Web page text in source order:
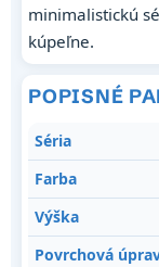
minimalistickú
kúpeľne.
POPISNÉ
Séria
Farba
Výška
Povrchová